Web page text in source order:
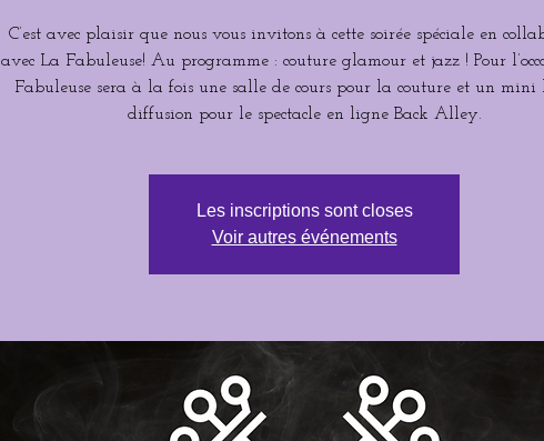
C’est avec plaisir que nous vous invitons à cette soirée spéciale en
avec La Fabuleuse! Au programme : couture glamour et jazz ! Pour
Fabuleuse sera à la fois une salle de cours pour la couture et un mini
diffusion pour le spectacle en ligne Back Alley.
Les inscriptions sont closes
Voir autres événements